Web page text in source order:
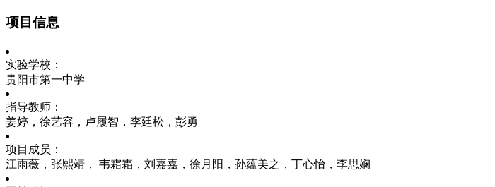
项目信息
实验学校：
贵阳市第一中学
指导教师：
姜婷，徐艺容，卢履智，李廷松，彭勇
项目成员：
江雨薇，张熙靖， 韦霜霜，刘嘉嘉，徐月阳，孙蕴美之，丁心怡，李思娴